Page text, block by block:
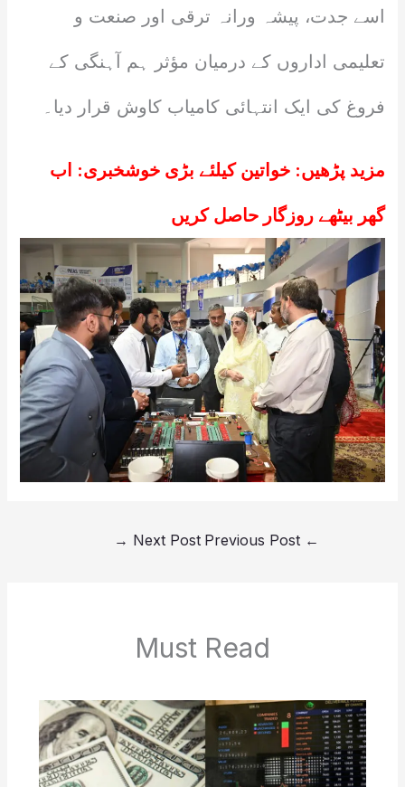
اسے جدت، پیشہ ورانہ ترقی اور صنعت و
تعلیمی اداروں کے درمیان مؤثر ہم آہنگی کے
فروغ کی ایک انتہائی کامیاب کاوش قرار دیا۔
مزید پڑھیں: خواتین کیلئے بڑی خوشخبری: اب
گھر بیٹھے روزگار حاصل کریں
←
Next Post
→
Must Read